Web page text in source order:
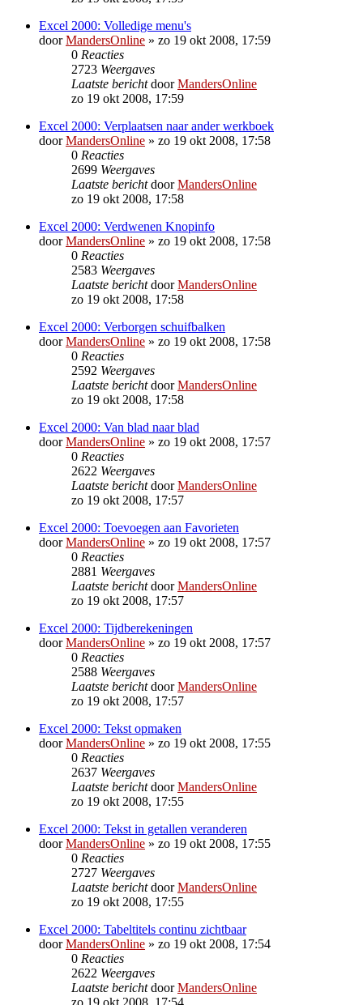
Excel 2000: Volledige menu's
doorMandersOnline » zo 19 okt 2008, 17:59
0 Reacties
2723 Weergaves
Laatste berichtdoorMandersOnline
zo 19 okt 2008, 17:59
Excel 2000: Verplaatsen naar ander werkboek
doorMandersOnline » zo 19 okt 2008, 17:58
0 Reacties
2699 Weergaves
Laatste berichtdoorMandersOnline
zo 19 okt 2008, 17:58
Excel 2000: Verdwenen Knopinfo
doorMandersOnline » zo 19 okt 2008, 17:58
0 Reacties
2583 Weergaves
Laatste berichtdoorMandersOnline
zo 19 okt 2008, 17:58
Excel 2000: Verborgen schuifbalken
doorMandersOnline » zo 19 okt 2008, 17:58
0 Reacties
2592 Weergaves
Laatste berichtdoorMandersOnline
zo 19 okt 2008, 17:58
Excel 2000: Van blad naar blad
doorMandersOnline » zo 19 okt 2008, 17:57
0 Reacties
2622 Weergaves
Laatste berichtdoorMandersOnline
zo 19 okt 2008, 17:57
Excel 2000: Toevoegen aan Favorieten
doorMandersOnline » zo 19 okt 2008, 17:57
0 Reacties
2881 Weergaves
Laatste berichtdoorMandersOnline
zo 19 okt 2008, 17:57
Excel 2000: Tijdberekeningen
doorMandersOnline » zo 19 okt 2008, 17:57
0 Reacties
2588 Weergaves
Laatste berichtdoorMandersOnline
zo 19 okt 2008, 17:57
Excel 2000: Tekst opmaken
doorMandersOnline » zo 19 okt 2008, 17:55
0 Reacties
2637 Weergaves
Laatste berichtdoorMandersOnline
zo 19 okt 2008, 17:55
Excel 2000: Tekst in getallen veranderen
doorMandersOnline » zo 19 okt 2008, 17:55
0 Reacties
2727 Weergaves
Laatste berichtdoorMandersOnline
zo 19 okt 2008, 17:55
Excel 2000: Tabeltitels continu zichtbaar
doorMandersOnline » zo 19 okt 2008, 17:54
0 Reacties
2622 Weergaves
Laatste berichtdoorMandersOnline
zo 19 okt 2008, 17:54